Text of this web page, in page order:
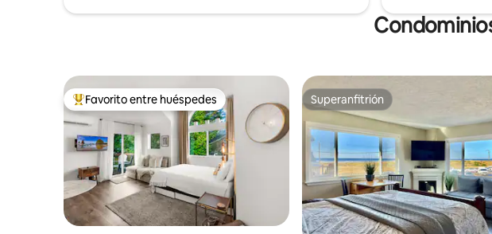
Favorito entre huéspedes preferido
Favorito entre huéspedes Superanfitrión
Superanfitrión